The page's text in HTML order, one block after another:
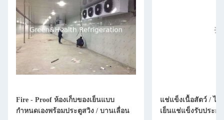
Fire - Proof ห้องเก็บของเย็นแบบ
กำหนดเองพร้อมประตูสวิง / บานเลื่อน
แช่แข็งเนื้อสัตว์ / ไก่
เย็นแช่แข็งรับประกั